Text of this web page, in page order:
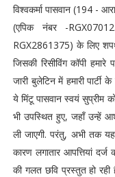
विश्वकर्मा पासवान (194 -
(एपिक नंबर -
RGX2861375) के लिए
जिसकी रिसीविंग कॉपी
जारी बुलेटिन में हमारी पार्टी
ये मिंटू पासवान स्वयं सुप्रीम
भी उपस्थित हुए, जहाँ उन्हें
ली जाएगी. परंतु, अभी तक
कारण लगातार आपत्तियां दर्ज
की गलत छवि प्रस्तुत हो